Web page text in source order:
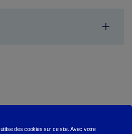
utilise des cookies sur ce site.Avec votre